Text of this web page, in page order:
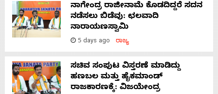
ನಾಗೇಂದ್ರ ರಾಜೀನಾಮೆ ಕೊಡದಿದ್ದರೆ ಸದನ
ನಡೆಸಲು ಬಿಡೆವು: ಛಲವಾದಿ
ನಾರಾಯಣಸ್ವಾಮಿ
5 days ago ರಾಜ್ಯ
ಸಚಿವ ಸಂಪುಟ ವಿಸ್ತರಣೆ ಮಾಡಿದ್ದು
ಹಣಬಲ ಮತ್ತು ಹೈಕಮಾಂಡ್
ರಾಜಕಾರಣಕ್ಕೆ: ವಿಜಯೇಂದ್ರ